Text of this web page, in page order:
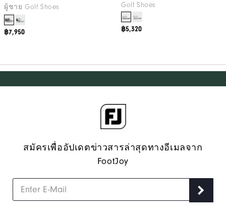
ผู้ชาย Golf Shoes
฿7,950
Golf Shoes
฿5,320
สมัครเพื่ออัปเดตข่าวสารล่าสุดทางอีเมลจาก
FootJoy